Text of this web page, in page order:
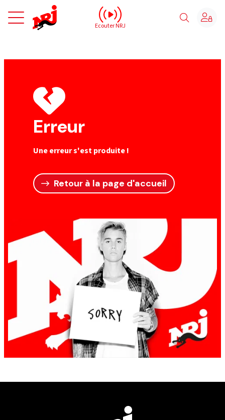
NRJ - Accueil
Ecouter NRJ
Erreur
Une erreur s'est produite !
Retour à la page d'accueil